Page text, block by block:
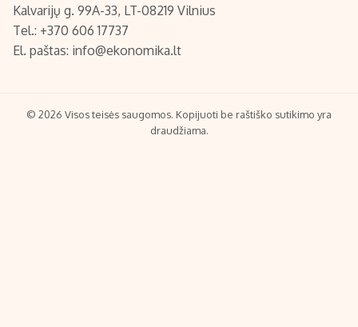
Kalvarijų g. 99A-33, LT-08219 Vilnius
Tel.: +370 606 17737
El. paštas: info@ekonomika.lt
© 2026 Visos teisės saugomos. Kopijuoti be raštiško sutikimo yra
draudžiama.